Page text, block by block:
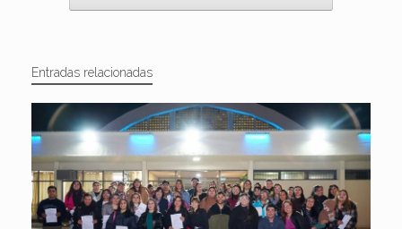
Entradas relacionadas